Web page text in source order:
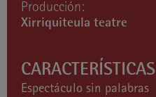
Producción:
Xirriquiteula teatre
CARACTERÍSTICAS
Espectáculo sin palabras